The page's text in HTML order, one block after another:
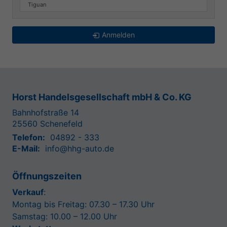
Tiguan
Anmelden
Horst Handelsgesellschaft mbH & Co. KG
Bahnhofstraße 14
25560 Schenefeld
Telefon: 04892 - 333
E-Mail: info@hhg-auto.de
Öffnungszeiten
Verkauf:
Montag bis Freitag: 07.30 – 17.30 Uhr
Samstag: 10.00 – 12.00 Uhr